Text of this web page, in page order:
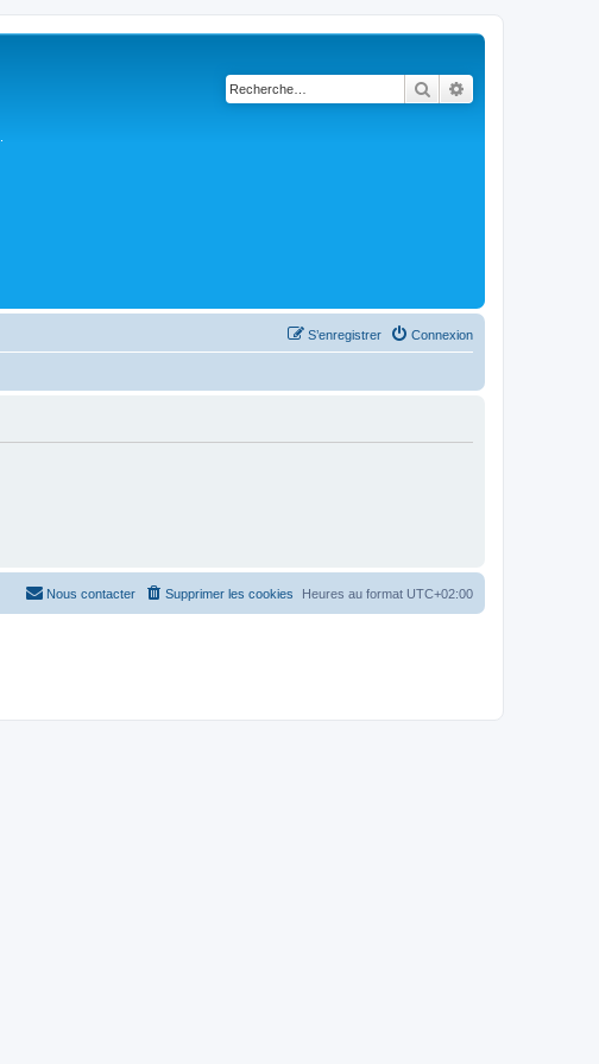
Rechercher
Connexion
S’enregistrer
Heures au format UTC+02:00
Supprimer les cookies
Nous contacter